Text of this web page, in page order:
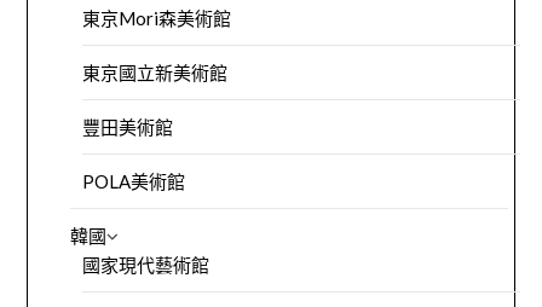
東京Mori森美術館
東京國立新美術館
豐田美術館
POLA美術館
韓國
國家現代藝術館